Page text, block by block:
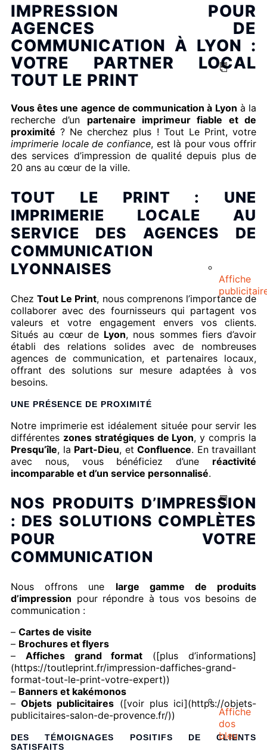
Affiche
Affiche
dos
bleu
IMPRESSION POUR
AGENCES DE
COMMUNICATION À LYON :
VOTRE PARTNER LOCAL
TOUT LE PRINT
Vous êtes une agence de communication à Lyon à la
recherche d’un partenaire imprimeur fiable et de
proximité ? Ne cherchez plus ! Tout Le Print, votre
imprimerie locale de confiance, est là pour vous offrir
des services d’impression de qualité depuis plus de
20 ans au cœur de la ville.
TOUT LE PRINT : UNE
IMPRIMERIE LOCALE AU
SERVICE DES AGENCES DE
COMMUNICATION
LYONNAISES
ChezTout Le Print, nous comprenons l’importance de
collaborer avec des fournisseurs qui partagent vos
valeurs et votre engagement envers vos clients.
Situés au cœur de Lyon, nous sommes fiers d’avoir
établi des relations solides avec de nombreuses
agences de communication, et partenaires locaux,
offrant des solutions sur mesure adaptées à vos
besoins.
UNE PRÉSENCE DE PROXIMITÉ
Notre imprimerie est idéalement située pour servir les
différentes zones stratégiques de Lyon, y compris la
Presqu’île, la Part-Dieu, et Confluence. En travaillant
avec nous, vous bénéficiez d’une réactivité
incomparable et d’un service personnalisé.
NOS PRODUITS D’IMPRESSION
: DES SOLUTIONS COMPLÈTES
POUR VOTRE
COMMUNICATION
Nous offrons une large gamme de produits
d’impression pour répondre à tous vos besoins de
communication :
– Cartes de visite
– Brochures et flyers
– Affiches grand format ([plus d’informations]
(https://toutleprint.fr/impression-daffiches-grand-
format-tout-le-print-votre-expert))
– Banners et kakémonos
–Objets publicitaires ([voir plus ici](https://objets-
publicitaires-salon-de-provence.fr/))
DES TÉMOIGNAGES POSITIFS DE CLIENTS
SATISFAITS